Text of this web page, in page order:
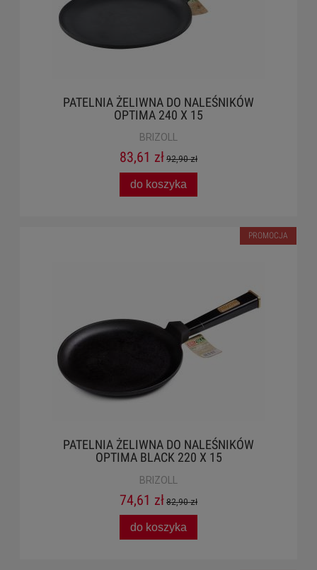
PATELNIA ŻELIWNA DO NALEŚNIKÓW
OPTIMA 240 X 15
BRIZOLL
83,61 zł 92,90 zł
do koszyka
PATELNIA ŻELIWNA DO NALEŚNIKÓW
OPTIMA BLACK 220 X 15
BRIZOLL
74,61 zł 82,90 zł
do koszyka
PROMOCJA